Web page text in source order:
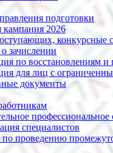
подготовки
2026
конкурсные
зачислении
по восстановлениям и
для лиц с
документы
профессиональное
специалистов
проведению